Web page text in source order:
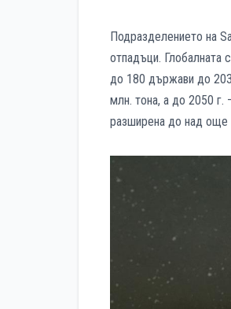
Подразделението на
отпадъци. Глобалната
до 180 държави до
млн. тона, а до 2050 г.
разширена до над